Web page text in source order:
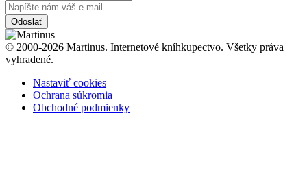
Odoslať
© 2000-2026 Martinus. Internetové kníhkupectvo. Všetky práva
vyhradené.
Nastaviť cookies
Ochrana súkromia
Obchodné podmienky